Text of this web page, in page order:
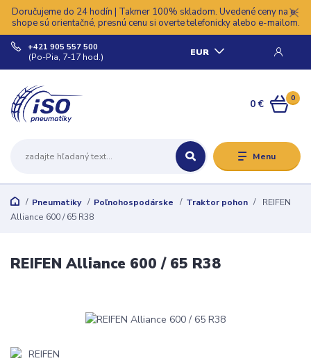
Doručujeme do 24 hodín | Takmer 100% skladom. Uvedené ceny na e-
shope sú orientačné, presnú cenu si overte telefonicky alebo e-mailom.
Menu
EUR
+421 905 557 500
(Po-Pia, 7-17 hod.)
0
0 €
Pneumatiky Poľnohospodárske Traktor pohon
REIFEN
Alliance 600 / 65 R38
REIFEN Alliance 600 / 65 R38